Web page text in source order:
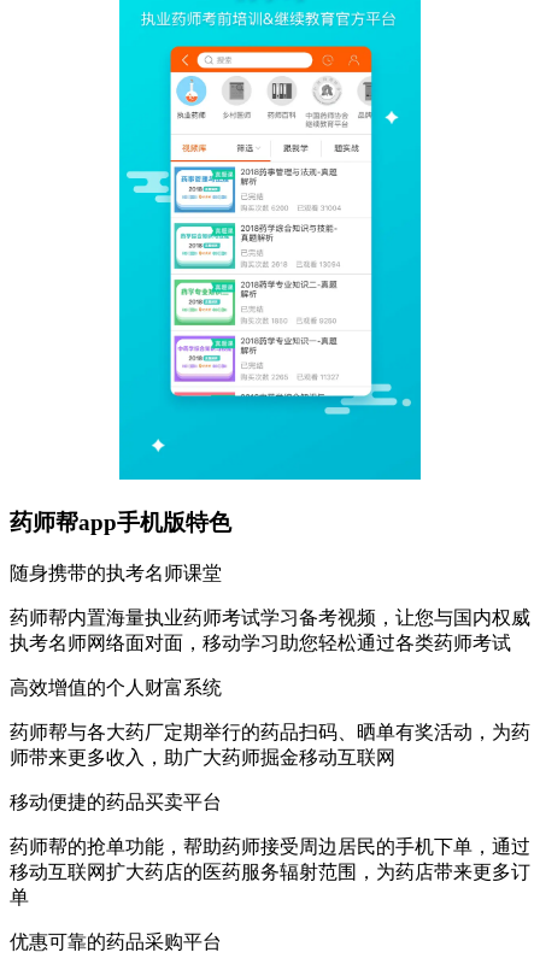
药师帮app手机版特色
随身携带的执考名师课堂
药师帮内置海量执业药师考试学习备考视频，让您与国内权威
执考名师网络面对面，移动学习助您轻松通过各类药师考试
高效增值的个人财富系统
药师帮与各大药厂定期举行的药品扫码、晒单有奖活动，为药
师带来更多收入，助广大药师掘金移动互联网
移动便捷的药品买卖平台
药师帮的抢单功能，帮助药师接受周边居民的手机下单，通过
移动互联网扩大药店的医药服务辐射范围，为药店带来更多订
单
优惠可靠的药品采购平台